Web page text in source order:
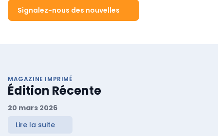
Signalez-nous des nouvelles
MAGAZINE IMPRIMÉ
Édition Récente
20 mars 2026
Lire la suite